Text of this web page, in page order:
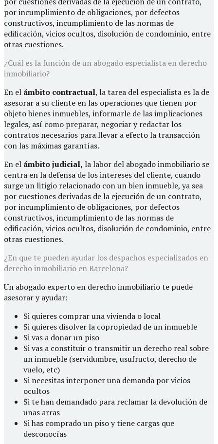
por incumplimiento de obligaciones, por defectos
constructivos, incumplimiento de las normas de
edificación, vicios ocultos, disolución de condominio, entre
otras cuestiones.
¿Cuál es la función de un abogado especialista en derecho
inmobiliario?
En el ámbito contractual, la tarea del especialista es la de
asesorar a su cliente en las operaciones que tienen por
objeto bienes inmuebles, informarle de las implicaciones
legales, así como preparar, negociar y redactar los
contratos necesarios para llevar a efecto la transacción
con las máximas garantías.
En el ámbito judicial, la labor del abogado inmobiliario se
centra en la defensa de los intereses del cliente, cuando
surge un litigio relacionado con un bien inmueble, ya sea
por cuestiones derivadas de la ejecución de un contrato,
por incumplimiento de obligaciones, por defectos
constructivos, incumplimiento de las normas de
edificación, vicios ocultos, disolución de condominio, entre
otras cuestiones.
¿En que te pueden ayudar los despachos especializados en
derecho inmobiliario en Barcelona?
Un abogado experto en derecho inmobiliario te puede
asesorar y ayudar:
Si quieres comprar una vivienda o local
Si quieres disolver la copropiedad de un inmueble
Si vas a donar un piso
Si vas a constituir o transmitir un derecho real sobre
un inmueble (servidumbre, usufructo, derecho de
vuelo, etc)
Si necesitas interponer una demanda por vicios
ocultos
Si te han demandado para reclamar la devolución de
unas arras
Si has comprado un piso y tiene cargas que
desconocías